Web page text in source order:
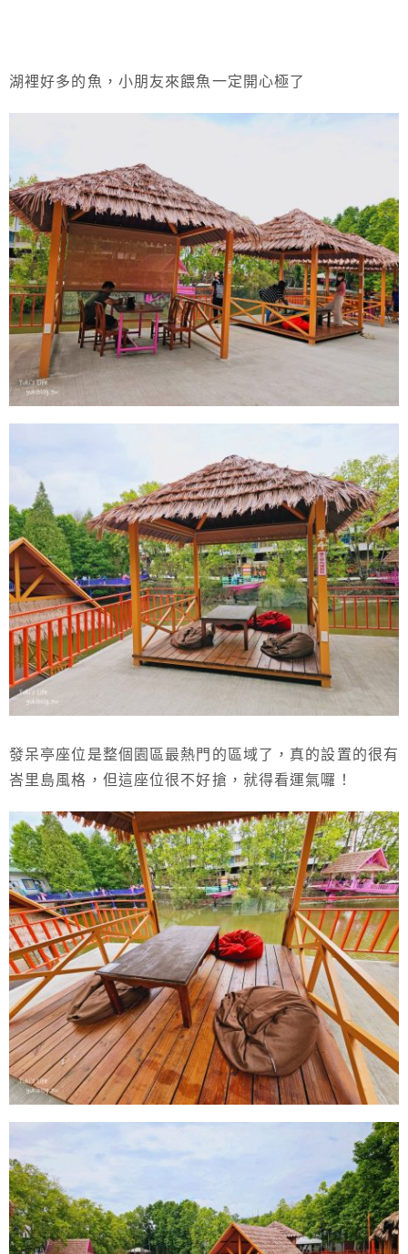
湖裡好多的魚，小朋友來餵魚一定開心極了
發呆亭座位是整個園區最熱門的區域了，真的設置的很有
峇里島風格，但這座位很不好搶，就得看運氣囉！